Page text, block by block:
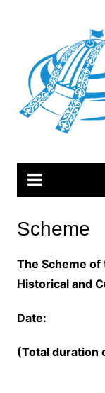
Scheme
The Scheme of
Historical and
Date:
(Total duration